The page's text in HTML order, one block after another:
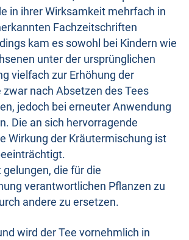
in ihrer Wirksamkeit mehrfach in
Fachzeitschriften
kam es sowohl bei Kindern wie
unter der ursprünglichen
vielfach zur Erhöhung der
zwar nach Absetzen des Tees
jedoch bei erneuter Anwendung
Die an sich hervorragende
Wirkung der Kräutermischung ist
gelungen, die für die
verantwortlichen Pflanzen zu
andere zu ersetzen.
wird der Tee vornehmlich in